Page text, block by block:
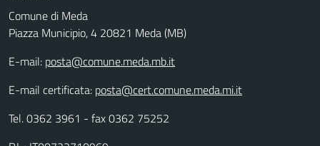
Comune di Meda
Piazza Municipio, 4 20821 Meda (MB)
E-mail: posta@comune.meda.mb.it
E-mail certificata: posta@cert.comune.meda.mi.it
Tel. 0362 3961 - fax 0362 75252